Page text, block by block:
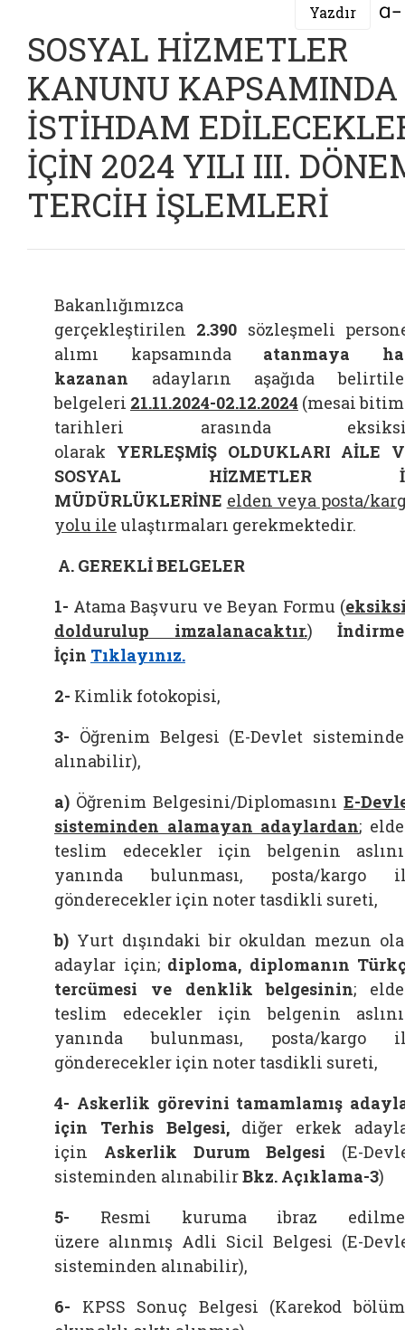
Yazdır
SOSYAL HİZMETLER
KANUNU KAPSAMINDA
İSTİHDAM
İÇİN 2024 YILI III.
TERCİH İŞLEMLERİ
Bakanlığımızca
gerçekleştirilen 2.390 sözleşmeli
alımı kapsamında
atanmaya
kazanan
adayların aşağıda
belgeleri 21.11.2024-02.12.2024 (mesai
tarihleri arasında
olarak YERLEŞMİŞ OLDUKLARI AİLE
SOSYAL HİZMETLER
MÜDÜRLÜKLERİNE elden veya posta/
yolu ile ulaştırmaları gerekmektedir.
A. GEREKLİ BELGELER
1- Atama Başvuru ve Beyan Formu (
doldurulup imzalanacaktır.)
İçin Tıklayınız.
2- Kimlik fotokopisi,
3- Öğrenim Belgesi (E-Devlet
alınabilir),
a) Öğrenim Belgesini/Diplomasını E-
sisteminden alamayan adaylardan;
teslim edecekler için belgenin
yanında bulunması, posta/kargo
gönderecekler için noter tasdikli sureti,
b) Yurt dışındaki bir okuldan mezun
adaylar için; diploma, diplomanın
tercümesi ve denklik belgesinin;
teslim edecekler için belgenin
yanında bulunması, posta/kargo
gönderecekler için noter tasdikli sureti,
4- Askerlik görevini tamamlamış
için Terhis Belgesi, diğer erkek
için
Askerlik Durum Belgesi
(E-
sisteminden alınabilirBkz. Açıklama-3)
5-
Resmi kuruma ibraz
üzere alınmış Adli Sicil Belgesi (E-
sisteminden alınabilir),
6-
KPSS Sonuç Belgesi (Karekod